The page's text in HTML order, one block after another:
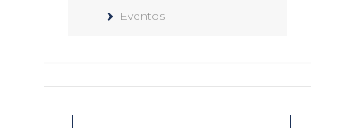
Eventos